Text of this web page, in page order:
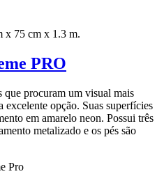
x 75 cm x 1.3 m.
PRO
que procuram um visual mais
excelente opção. Suas superfícies
em amarelo neon. Possui três
metalizado e os pés são
Pro